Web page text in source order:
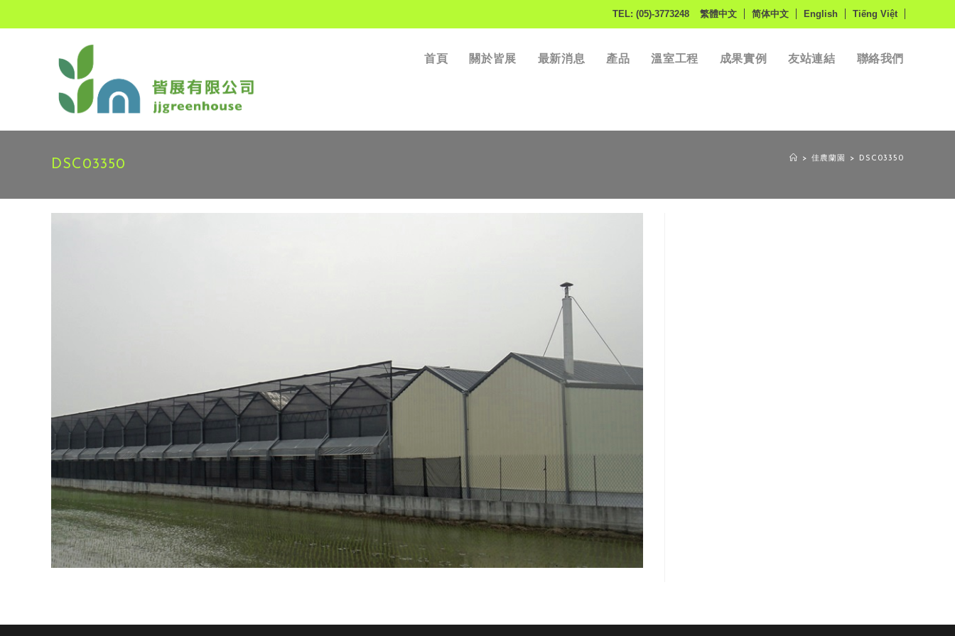
TEL: (05)-3773248 繁體中文 简体中文 English Tiếng Việt
首頁 關於皆展 最新消息 產品 溫室工程 成果實例 友站連結 聯絡我們
DSC03350 > 佳農蘭園 > DSC03350